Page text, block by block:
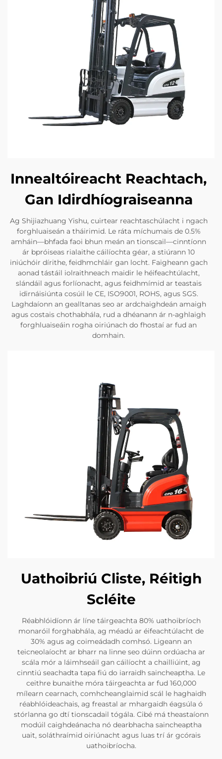
Innealtóireacht Reachtach,
Gan Idirdhíograiseanna
Ag Shijiazhuang Yishu, cuirtear reachtaschúlacht i ngach
forghluaiseán a tháirimid. Le ráta míchumais de 0.5%
amháin—bhfada faoi bhun meán an tionscail—cinntíonn
ár bpróiseas rialaithe cáilíochta géar, a stiúrann 10
iniúchóir dírithe, feidhmchláir gan locht. Faigheann gach
aonad tástáil iolraithneach maidir le héifeachtúlacht,
slándáil agus forlíonacht, agus feidhmímid ar teastais
idirnáisiúnta cosúil le CE, ISO9001, ROHS, agus SGS.
Laghdaíonn an gealltanas seo ar ardchaighdeán amaigh
agus costais chothabhála, rud a dhéanann ár n-aghlaigh
forghluaiseáin rogha oiriúnach do fhostaí ar fud an
domhain.
Uathoibriú Cliste, Réitigh
Scléite
Réabhlóidíonn ár líne táirgeachta 80% uathoibríoch
monaróil forghabhála, ag méadú ar éifeachtúlacht de
30% agus ag coimeádadh comhsó. Ligeann an
teicneolaíocht ar bharr na linne seo dúinn ordúacha ar
scála mór a láimhseáil gan cáilíocht a chailliúint, ag
cinntiú seachadta tapa fiú do iarraidh saincheaptha. Le
ceithre bunaithe móra táirgeachta ar fud 160,000
mílearn cearnach, comhcheanglaimid scál le haghaidh
réabhlóideachais, ag freastal ar mhargaidh éagsúla ó
stórlanna go dtí tionscadail tógála. Cibé má theastaíonn
modúil caighdeánacha nó dearbhacha saincheaptha
uait, soláthraímid oiriúnacht agus luas trí ár gcórais
uathoibríocha.